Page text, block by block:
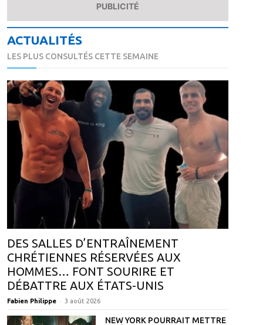
PUBLICITÉ
ACTUALITÉS
LES PLUS CONSULTÉS CETTE SEMAINE
DES SALLES D’ENTRAÎNEMENT
CHRÉTIENNES RÉSERVÉES AUX
HOMMES… FONT SOURIRE ET
DÉBATTRE AUX ÉTATS-UNIS
Fabien Philippe - 3 août 2026
NEW YORK POURRAIT METTRE